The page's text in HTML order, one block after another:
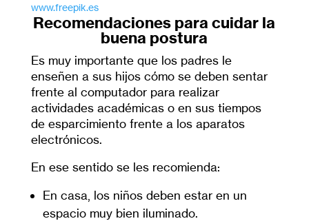
www.freepik.es
Recomendaciones para cuidar la
buena postura
Es muy importante que los padres le
enseñen a sus hijos cómo se deben sentar
frente al computador para realizar
actividades académicas o en sus tiempos
de esparcimiento frente a los aparatos
electrónicos.
En ese sentido se les recomienda:
En casa, los niños deben estar en un
espacio muy bien iluminado.